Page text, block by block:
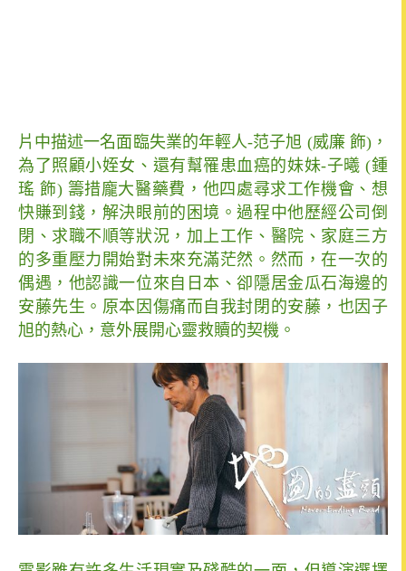
片中描述一名面臨失業的年輕人-范子旭 (威廉 飾)，
為了照顧小姪女、還有幫罹患血癌的妹妹-子曦 (鍾
瑤 飾) 籌措龐大醫藥費，他四處尋求工作機會、想
快賺到錢，解決眼前的困境。過程中他歷經公司倒
閉、求職不順等狀況，加上工作、醫院、家庭三方
的多重壓力開始對未來充滿茫然。 然而，在一次的
偶遇，他認識一位來自日本、卻隱居金瓜石海邊的
安藤先生。原本因傷痛而自我封閉的安藤，也因子
旭的熱心，意外展開心靈救贖的契機。